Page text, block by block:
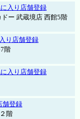
入り店舗登録
ー 武蔵境店 西館5階
り店舗登録
階
入り店舗登録
舗登録
階